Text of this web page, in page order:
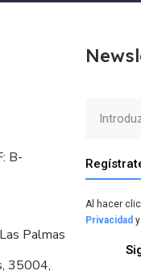
B-
Palmas
35004,
Al hacer
Privacidad y